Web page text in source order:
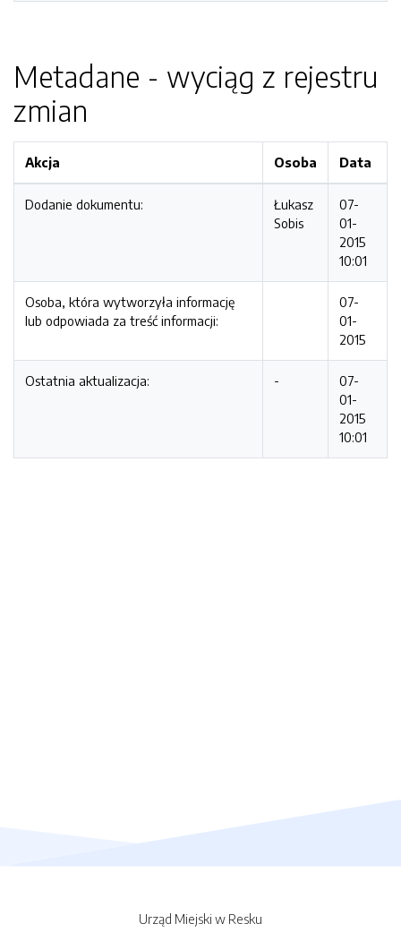
Metadane - wyciąg z rejestru
zmian
Akcja Osoba Data
Dodanie dokumentu:
Łukasz
Sobis
07-
01-
2015
10:01
Osoba, która wytworzyła informację
lub odpowiada za treść informacji:
07-
01-
2015
Ostatnia aktualizacja: -
07-
01-
2015
10:01
Urząd Miejski w Resku